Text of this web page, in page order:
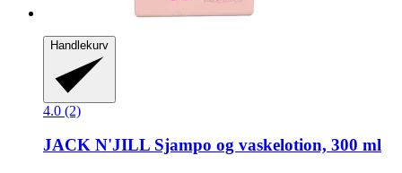
Handlekurv
4.0 (2)
JACK N'JILL Sjampo og vaskelotion, 300 ml